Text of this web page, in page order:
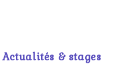
Actualités & stages